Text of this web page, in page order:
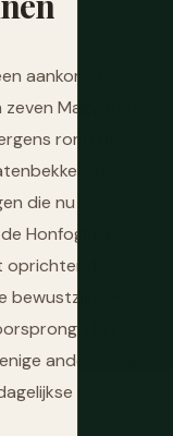
aankomst. In
Magyaren-
rond de
de
die nu
Honfoglalás
De
Hun
andere taal